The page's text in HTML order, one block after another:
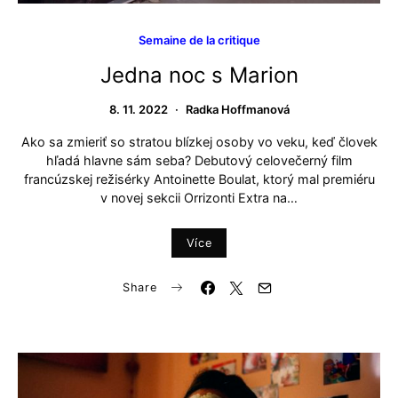
Semaine de la critique
Jedna noc s Marion
8. 11. 2022 Radka Hoffmanová
Ako sa zmieriť so stratou blízkej osoby vo veku, keď človek
hľadá hlavne sám seba? Debutový celovečerný film
francúzskej režisérky Antoinette Boulat, ktorý mal premiéru
v novej sekcii Orrizonti Extra na…
Více
Share